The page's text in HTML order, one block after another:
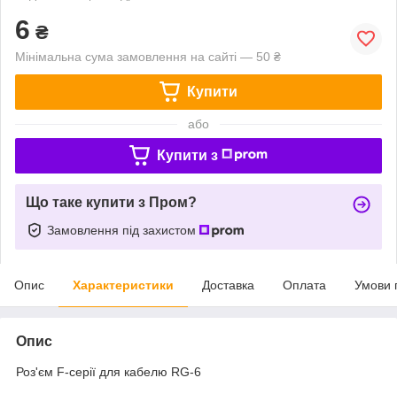
6 ₴
Мінімальна сума замовлення на сайті — 50 ₴
Купити
або
Купити з
Що таке купити з Пром?
Замовлення під захистом
Опис Характеристики Доставка Оплата Умови
Опис
Роз'єм F-серії для кабелю RG-6